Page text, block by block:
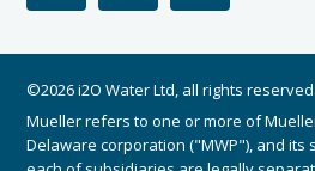
©2026 i2O Water Ltd, all rights reserved.
Mueller refers to one or more of
Delaware corporation ("MWP"), and its